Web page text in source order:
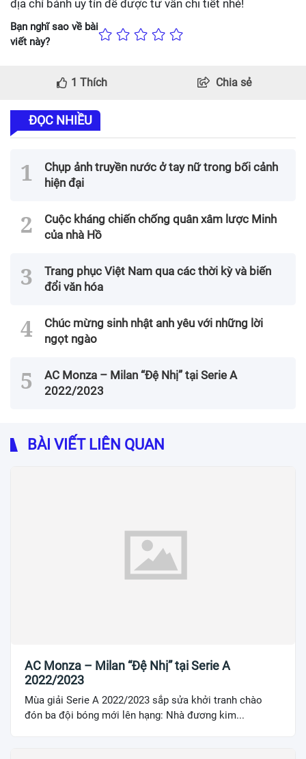
địa chỉ bánh uy tín để được tư vấn chi tiết nhé!
Bạn nghĩ sao về bài
viết này?
1 Thích Chia sẻ
ĐỌC NHIỀU
Chụp ảnh truyền nước ở tay nữ trong bối cảnh
hiện đại
Cuộc kháng chiến chống quân xâm lược Minh
của nhà Hồ
Trang phục Việt Nam qua các thời kỳ và biến
đổi văn hóa
Chúc mừng sinh nhật anh yêu với những lời
ngọt ngào
AC Monza – Milan “Đệ Nhị” tại Serie A
2022/2023
BÀI VIẾT LIÊN QUAN
AC Monza – Milan “Đệ Nhị” tại Serie A
2022/2023
Mùa giải Serie A 2022/2023 sắp sửa khởi tranh chào
đón ba đội bóng mới lên hạng: Nhà đương kim...